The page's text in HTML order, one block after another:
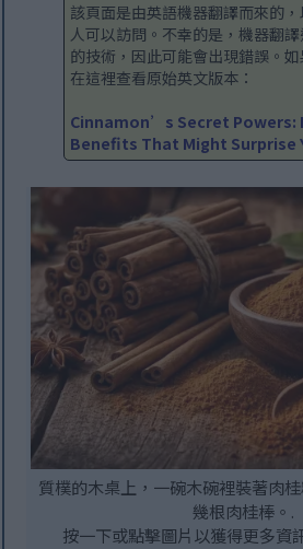
該頁面是由英語機器翻譯而來的
人可以訪問。不幸的是，機器翻
的技術，因此可能會出現錯誤。
在這裡查看原始英文版本：
Cinnamon’s Secret Powers:
Benefits That Might Surprise
質樸的木桌上，一碗木碗裡裝著肉
幾根肉桂棒。.
按一下或點擊圖片以獲得更多資